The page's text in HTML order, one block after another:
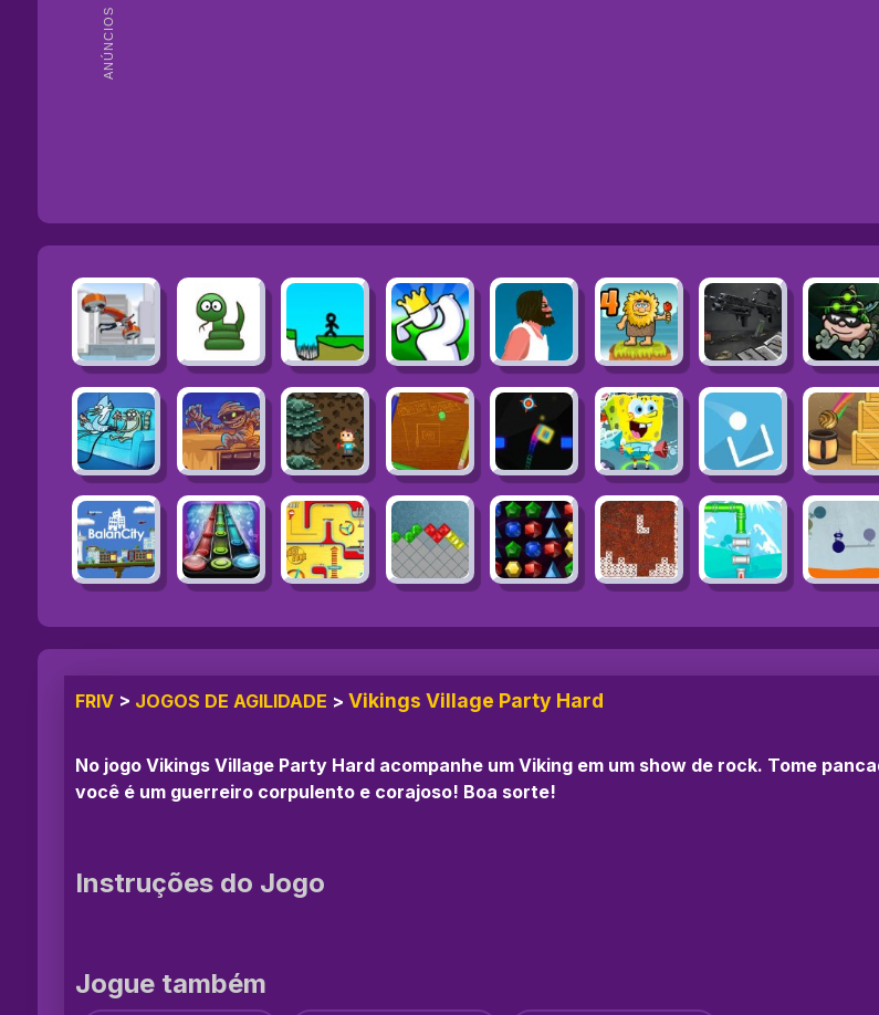
ANÚNCIOS
FRIV > JOGOS DE AGILIDADE > Vikings Village Party Hard
No jogo Vikings Village Party Hard acompanhe um Viking em um show de rock. Tome
você é um guerreiro corpulento e corajoso! Boa sorte!
Instruções do Jogo
Jogue também